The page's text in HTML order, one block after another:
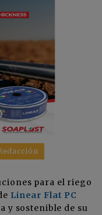
para el riego
Linear Flat PC
y sostenible de su